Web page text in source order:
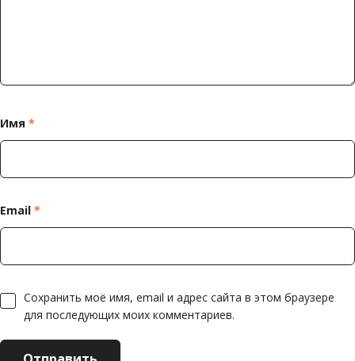
Имя *
Email *
Сохранить моё имя, email и адрес сайта в этом браузере
для последующих моих комментариев.